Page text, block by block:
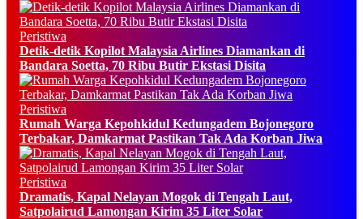
Peristiwa
Detik-detik Kopilot Malaysia Airlines Diamankan di
Bandara Soetta, 70 Ribu Butir Ekstasi Disita
Peristiwa
Rumah Warga Kepohkidul Kedungadem Bojonegoro
Terbakar, Damkarmat Pastikan Tak Ada Korban Jiwa
Peristiwa
Dramatis, Kapal Nelayan Mogok di Tengah Laut,
Satpolairud Lamongan Kirim 35 Liter Solar